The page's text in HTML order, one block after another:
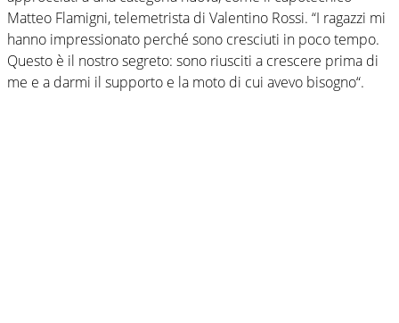
Matteo Flamigni, telemetrista di Valentino Rossi. “I ragazzi mi
hanno impressionato perché sono cresciuti in poco tempo.
Questo è il nostro segreto: sono riusciti a crescere prima di
me e a darmi il supporto e la moto di cui avevo bisogno“.